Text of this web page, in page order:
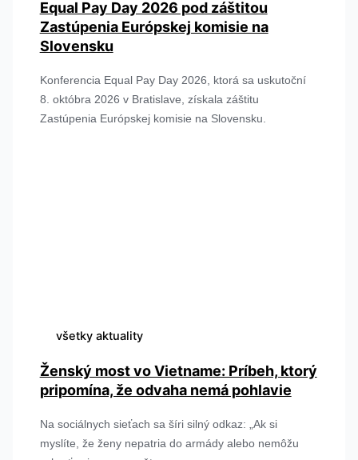
Equal Pay Day 2026 pod záštitou
Zastúpenia Európskej komisie na
Slovensku
Konferencia Equal Pay Day 2026, ktorá sa uskutoční
8. októbra 2026 v Bratislave, získala záštitu
Zastúpenia Európskej komisie na Slovensku.
všetky aktuality
Ženský most vo Vietname: Príbeh, ktorý
pripomína, že odvaha nemá pohlavie
Na sociálnych sieťach sa šíri silný odkaz: „Ak si
myslíte, že ženy nepatria do armády alebo nemôžu